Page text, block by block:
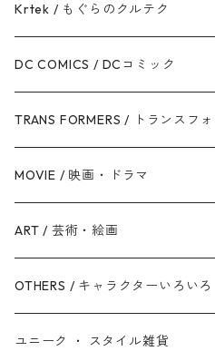
ボバ・フェット / マンダロリアン
ジェダイ・オーダー
銀河帝国 / ダークサイド
反乱同盟軍 / ライトサイド
スターウォーズ・シリーズ
シークエル・トリロジー
アンソロジー・シリーズ
アイアンマン
キャプテン・アメリカ
マイティ・ソー
ハルク
ブラック・ウィドウ
ブラックパンサー
キャプテン・マーベル
ディズニーヴィランズ
シンデレラ
美女と野獣
眠れる森の美女
リトル・マーメイド
白雪姫
アラジン
モンスターズ・インク / ユニバー
カーズ
ファインディング・ニモ / ドリー
Mr.インクレディブル
アーロと少年
ピクサー
Krtek / もぐらのクルテク
DC COMICS / DCコミック
ジャスティス・リーグ
バットマン
スーパーマン
ザ・フラッシュ
ワンダーウーマン
TRANS FORMERS / トランスフ
MOVIE / 映画・ドラマ
ART / 芸術・絵画
OTHERS / キャラクターいろいろ
ザ・マペッツ
ユニーク ・ スタイル雑貨